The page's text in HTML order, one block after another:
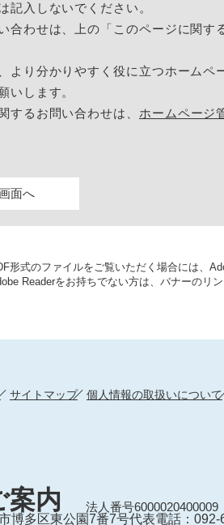
入しないでください。
合わせは、上の「このページに関す
より分かりやすく役に立つホームペ
いします。
るお問い合わせは、 ホームページ
形式のファイルをご覧いただく場合には、
Readerをお持ちでない方は、バナーのリ
サイトマップ 個人情報の取扱いについて
案内
法人番号6000020400009
博多区東公園7番7号代表電話：092-